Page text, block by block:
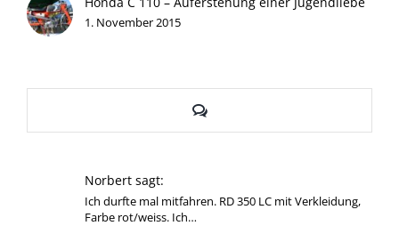
1. November 2015
Kommentare
Norbert sagt:
Ich durfte mal mitfahren. RD 350 LC mit Verkleidung,
Farbe rot/weiss. Ich…